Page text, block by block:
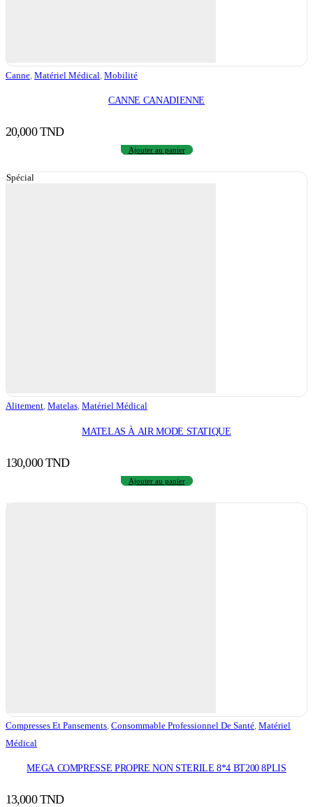
Canne Matériel Médical Mobilité
CANNE CANADIENNE
20,000TND
Ajouter au panier
Spécial
Alitement, Matelas, Matériel Médical
MATELAS À AIR MODE STATIQUE
130,000TND
Ajouter au panier
Compresses Et Pansements Consommable Professionnel De Santé Matériel
Médical
MEGA COMPRESSE PROPRE NON STERILE 8*4 BT200 8PLIS
13,000TND